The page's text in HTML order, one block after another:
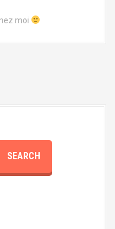
moi
SEARCH